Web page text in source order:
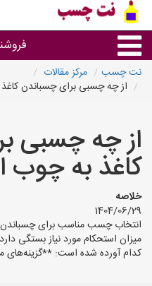
نت چسب
مرکز مقالات
از چه چسبی برای چسباندن
از چه چسبی
کاغذ به چوب
خلاصه
1404/06/29
انتخاب چسب مناسب برای
میزان استحکام مورد نیاز بستگی
کدام آورده شده است: **گزینه‌های